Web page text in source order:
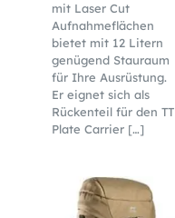
mit Laser Cut
Aufnahmeflächen
bietet mit 12 Litern
genügend Stauraum
für Ihre Ausrüstung.
Er eignet sich als
Rückenteil für den TT
Plate Carrier[…]